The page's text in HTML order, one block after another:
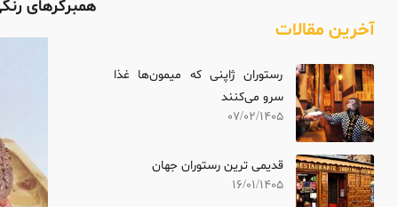
آخرین مقالات
رستوران ژاپنی که میمون‌ها غذا
سرو می‌کنند
07/02/1405
قدیمی ترین رستوران جهان
16/01/1405
همبرگرهای